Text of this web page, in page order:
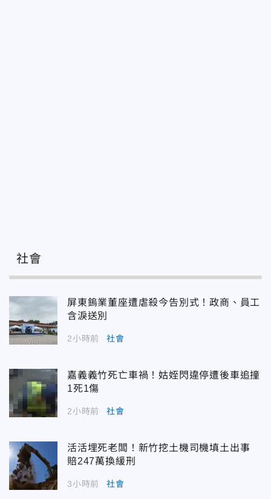
社會
屏東鎢業董座遭虐殺今告別式！政商、員工
含淚送別
2小時前 社會
嘉義義竹死亡車禍！姑姪閃違停遭後車追撞
1死1傷
2小時前 社會
活活埋死老闆！新竹挖土機司機填土出事
賠247萬換緩刑
3小時前 社會